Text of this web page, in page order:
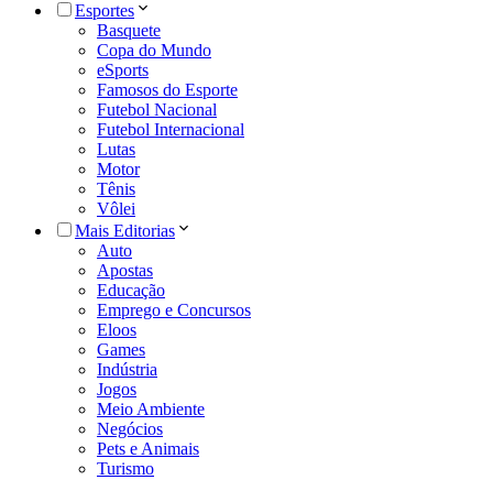
Esportes
Basquete
Copa do Mundo
eSports
Famosos do Esporte
Futebol Nacional
Futebol Internacional
Lutas
Motor
Tênis
Vôlei
Mais Editorias
Auto
Apostas
Educação
Emprego e Concursos
Eloos
Games
Indústria
Jogos
Meio Ambiente
Negócios
Pets e Animais
Turismo